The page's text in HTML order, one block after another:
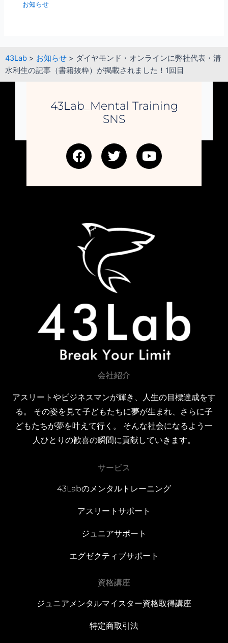
お知らせ
43Lab > お知らせ > ダイヤモンド・オンラインに弊社代表・清
水利生の記事（書籍抜粋）が掲載されました！1回目
43Lab_Mental Training
SNS
F
a
e
o
T
w
t
r
Y
o
t
会社紹介
アスリートやビジネスマンが輝き、人生の目標達成をす
る。 その姿を見て子どもたちに夢が生まれ、さらに子
どもたちが夢を叶えて行く。 そんな社会になるよう一
人ひとりの歓喜の瞬間に貢献していきます。
サービス
43Labのメンタルトレーニング
アスリートサポート
ジュニアサポート
エグゼクティブサポート
資格講座
ジュニアメンタルマイスター資格取得講座
特定商取引法